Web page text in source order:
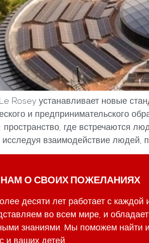
Le Rosey устанавливает новые
и предпринимательского
пространство, где встречаются
исследуя взаимодействие людей,
НАМ О СВОИХ ПОЖЕЛАНИЯХ
десяти лет работает с каждой
во всем мире, и обладает
знаниями. Мы поможем найти